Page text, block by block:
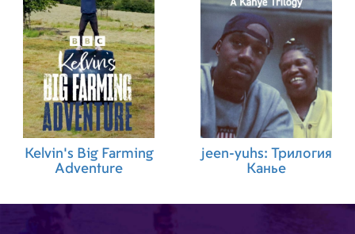
Kelvin's Big Farming
Adventure
jeen-yuhs: Трилогия
Канье